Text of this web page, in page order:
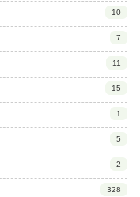
10
7
11
15
1
5
2
328